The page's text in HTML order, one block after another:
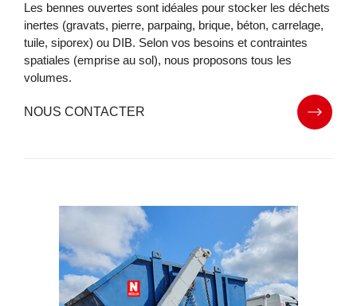
Les bennes ouvertes sont idéales pour stocker les déchets
inertes (gravats, pierre, parpaing, brique, béton, carrelage,
tuile, siporex) ou DIB. Selon vos besoins et contraintes
spatiales (emprise au sol), nous proposons tous les
volumes.
NOUS CONTACTER